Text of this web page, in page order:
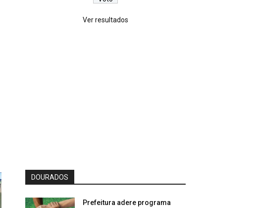
Ver resultados
DOURADOS
Prefeitura adere programa